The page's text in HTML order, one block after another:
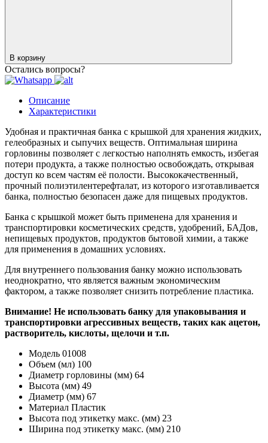
В корзину
Остались вопросы?
Описание
Характеристики
Удобная и практичная банка с крышкой для хранения жидких,
гелеобразных и сыпучих веществ. Оптимальная ширина
горловины позволяет с легкостью наполнять емкость, избегая
потери продукта, а также полностью освобождать, открывая
доступ ко всем частям её полости. Высококачественный,
прочный полиэтилентерефталат, из которого изготавливается
банка, полностью безопасен даже для пищевых продуктов.
Банка с крышкой может быть применена для хранения и
транспортировки косметических средств, удобрений, БАДов,
непищевых продуктов, продуктов бытовой химии, а также
для применения в домашних условиях.
Для внутреннего пользования банку можно использовать
неоднократно, что является важным экономическим
фактором, а также позволяет снизить потребление пластика.
Внимание! Не использовать банку для упаковывания и
транспортировки агрессивных веществ, таких как ацетон,
растворитель, кислоты, щелочи и т.п.
Модель 01008
Объем (мл) 100
Диаметр горловины (мм) 64
Высота (мм) 49
Диаметр (мм) 67
Материал Пластик
Высота под этикетку макс. (мм) 23
Ширина под этикетку макс. (мм) 210